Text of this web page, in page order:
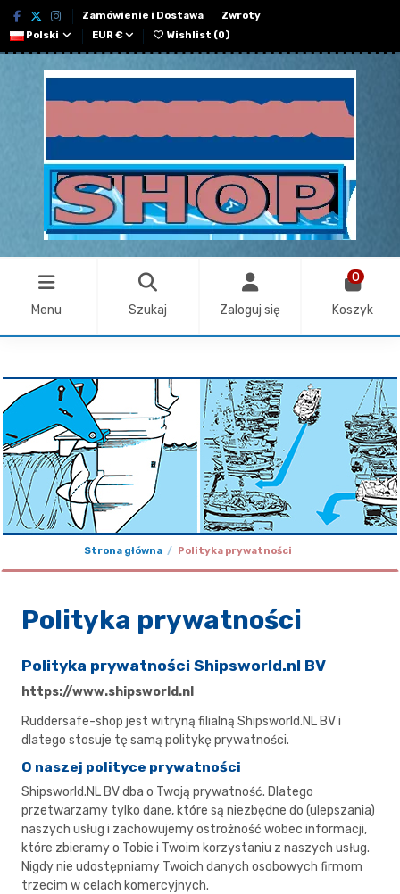
Zamówienie i Dostawa
Zwroty
Polski
EUR € Wishlist (0)
Menu Szukaj Zaloguj się
0
Koszyk
Strona główna Polityka prywatności
Polityka prywatności
Polityka prywatności Shipsworld.nl BV
https://www.shipsworld.nl
Ruddersafe-shop jest witryną filialną Shipsworld.NL BV i
dlatego stosuje tę samą politykę prywatności.
O naszej polityce prywatności
Shipsworld.NL BV dba o Twoją prywatność. Dlatego
przetwarzamy tylko dane, które są niezbędne do (ulepszania)
naszych usług i zachowujemy ostrożność wobec informacji,
które zbieramy o Tobie i Twoim korzystaniu z naszych usług.
Nigdy nie udostępniamy Twoich danych osobowych firmom
trzecim w celach komercyjnych.